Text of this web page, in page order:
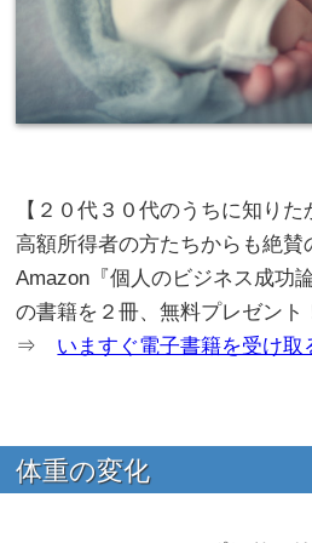
【２０代３０代のうちに知りた
高額所得者の方たちからも絶賛
Amazon『個人のビジネス成功
の書籍を２冊、無料プレゼント
⇒ いますぐ電子書籍を受け取
体重の変化